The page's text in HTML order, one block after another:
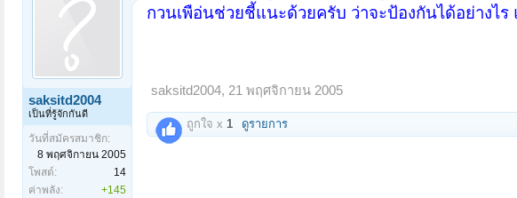
saksitd2004
เป็นที่รู้จักกันดี
วันที่สมัครสมาชิก:
8 พฤศจิกายน 2005
โพสต์:
14
ค่าพลัง:
+145
กวนเพือ่นช่วยชี้แนะด้วยครับ ว่าจะป้องกันได้อย่างไ
saksitd2004, 21 พฤศจิกายน 2005
ถูกใจ x 1 ดูรายการ